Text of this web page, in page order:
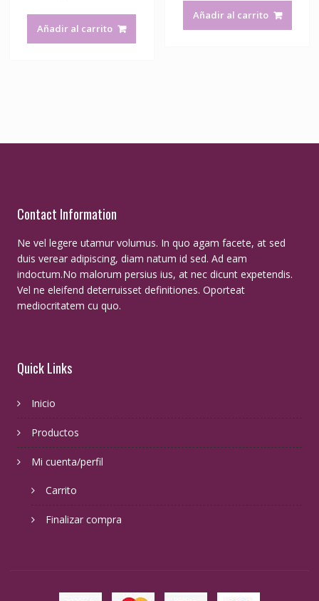
Añadir al carrito
Añadir al carrito
Contact Information
Ne vel legere utamur volumus. In quo agam facete, at sed
duis verear adipiscing, diam natum id sed. Ad eam
indoctum.No malorum persius ius, at nec dicunt expetendis.
Vel ne eleifend deterruisset definitiones. Oporteat
mediocritatem cu quo.
Quick Links
Inicio
Productos
Mi cuenta/perfil
Carrito
Finalizar compra